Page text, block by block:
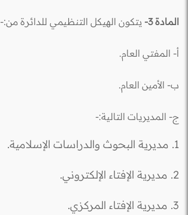
المادة 3- يتكون الهيكل التنظيمي للدائرة من:-
أ- المفتي العام.
ب- الأمين العام.
ج- المديريات التالية:-
1. مديرية البحوث والدراسات الإسلامية.
2. مديرية الإفتاء الإلكتروني.
3. مديرية الإفتاء المركزي.